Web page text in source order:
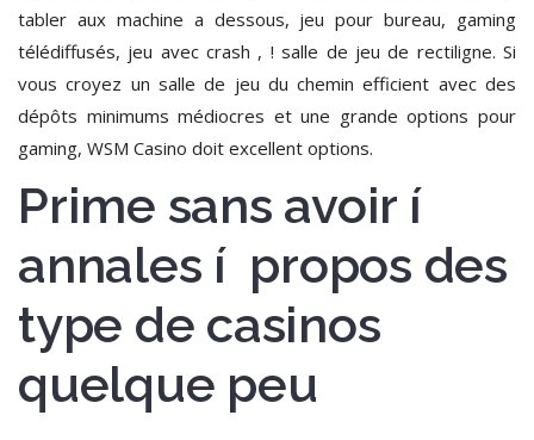
tabler aux machine a dessous, jeu pour bureau, gaming
télédiffusés, jeu avec crash , ! salle de jeu de rectiligne. Si
vous croyez un salle de jeu du chemin efficient avec des
dépôts minimums médiocres et une grande options pour
gaming, WSM Casino doit excellent options.
Prime sans avoir í
annales í propos des
type de casinos
quelque peu